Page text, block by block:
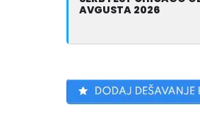
AVGUSTA 2026